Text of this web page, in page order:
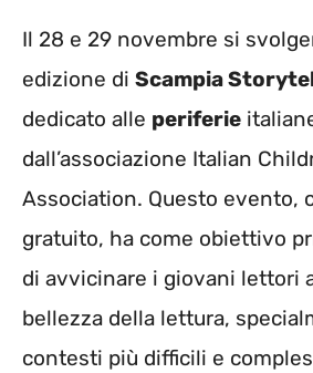
Il 28 e 29 novembre si
edizione di Scampia
dedicato alle periferie
dall’associazione Italian
Association. Questo evento,
gratuito, ha come obiettivo
di avvicinare i giovani lettori
bellezza della lettura,
contesti più difficili e